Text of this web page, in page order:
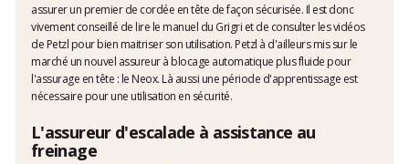
assurer un premier de cordée en tête de façon sécurisée. Il est donc
vivement conseillé de lire le manuel du Grigri et de consulter les vidéos
de Petzl pour bien maitriser son utilisation. Petzl à d'ailleurs mis sur le
marché un nouvel assureur à blocage automatique plus fluide pour
l'assurage en tête : le Neox. Là aussi une période d'apprentissage est
nécessaire pour une utilisation en sécurité.
L'assureur d'escalade à assistance au
freinage